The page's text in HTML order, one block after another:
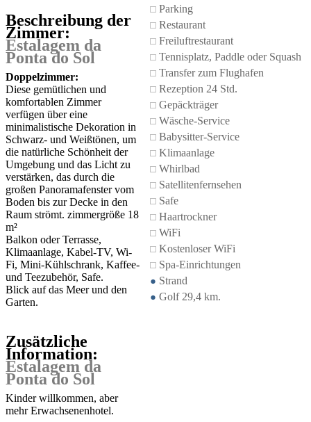
Beschreibung der
Zimmer:
Estalagem da
Ponta do Sol
Doppelzimmer:
Diese gemütlichen und
komfortablen Zimmer
verfügen über eine
minimalistische Dekoration in
Schwarz- und Weißtönen, um
die natürliche Schönheit der
Umgebung und das Licht zu
verstärken, das durch die
großen Panoramafenster vom
Boden bis zur Decke in den
Raum strömt. zimmergröße 18
m²
Balkon oder Terrasse,
Klimaanlage, Kabel-TV, Wi-
Fi, Mini-Kühlschrank, Kaffee-
und Teezubehör, Safe.
Blick auf das Meer und den
Garten.
Zusätzliche
Information:
Estalagem da
Ponta do Sol
Kinder willkommen, aber
mehr Erwachsenenhotel.
Parking
Restaurant
Freiluftrestaurant
Tennisplatz, Paddle oder Squash
Transfer zum Flughafen
Rezeption 24 Std.
Gepäckträger
Wäsche-Service
Babysitter-Service
Klimaanlage
Whirlbad
Satellitenfernsehen
Safe
Haartrockner
WiFi
Kostenloser WiFi
Spa-Einrichtungen
Strand
Golf 29,4 km.